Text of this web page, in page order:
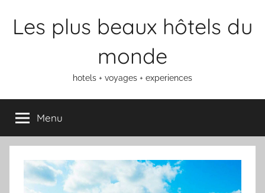
Les plus beaux hôtels du
monde
hotels + voyages + experiences
Menu